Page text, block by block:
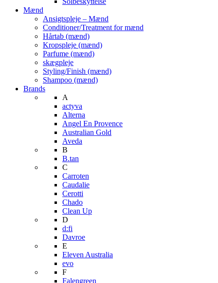
Mænd
Ansigtspleje – Mænd
Conditioner/Treatment for mænd
Hårtab (mænd)
Kropspleje (mænd)
Parfume (mænd)
skægpleje
Styling/Finish (mænd)
Shampoo (mænd)
Brands
A
actyva
Alterna
Angel En Provence
Australian Gold
Aveda
B
B.tan
C
Carroten
Caudalie
Cerotti
Chado
Clean Up
D
d:fi
Davroe
E
Eleven Australia
evo
F
Falengreen